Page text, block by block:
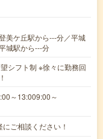
美ケ丘駅から---分／平城
城駅から---分
シフト制 ※徐々に勤務回
～13:009:00～
ご相談ください！